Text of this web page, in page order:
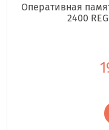
Оперативная
2400